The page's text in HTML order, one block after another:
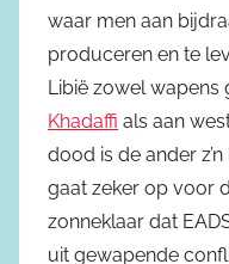
waar men aan
produceren en te
Libië zowel wapens
Khadaffi als aan
dood is de ander
gaat zeker op voor
zonneklaar dat
uit gewapende